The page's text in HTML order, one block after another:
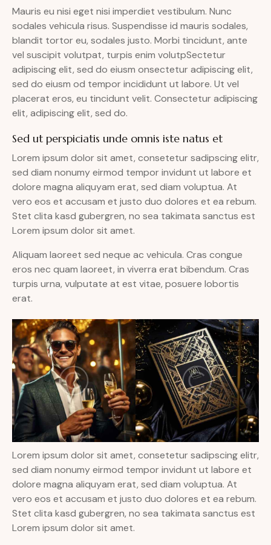
Mauris eu nisi eget nisi imperdiet vestibulum. Nunc
sodales vehicula risus. Suspendisse id mauris sodales,
blandit tortor eu, sodales justo. Morbi tincidunt, ante
vel suscipit volutpat, turpis enim volutpSectetur
adipiscing elit, sed do eiusm onsectetur adipiscing elit,
sed do eiusm od tempor incididunt ut labore. Ut vel
placerat eros, eu tincidunt velit. Consectetur adipiscing
elit, adipiscing elit, sed do.
Sed ut perspiciatis unde omnis iste natus et
Lorem ipsum dolor sit amet, consetetur sadipscing elitr,
sed diam nonumy eirmod tempor invidunt ut labore et
dolore magna aliquyam erat, sed diam voluptua. At
vero eos et accusam et justo duo dolores et ea rebum.
Stet clita kasd gubergren, no sea takimata sanctus est
Lorem ipsum dolor sit amet.
Aliquam laoreet sed neque ac vehicula. Cras congue
eros nec quam laoreet, in viverra erat bibendum. Cras
turpis urna, vulputate at est vitae, posuere lobortis
erat.
Lorem ipsum dolor sit amet, consetetur sadipscing elitr,
sed diam nonumy eirmod tempor invidunt ut labore et
dolore magna aliquyam erat, sed diam voluptua. At
vero eos et accusam et justo duo dolores et ea rebum.
Stet clita kasd gubergren, no sea takimata sanctus est
Lorem ipsum dolor sit amet.